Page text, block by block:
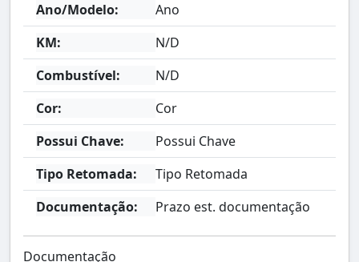
Ano/Modelo:
Ano
KM:
N/D
Combustível:
N/D
Cor:
Cor
Possui Chave:
Possui Chave
Tipo Retomada:
Tipo Retomada
Documentação:
Prazo est. documentação
Documentação